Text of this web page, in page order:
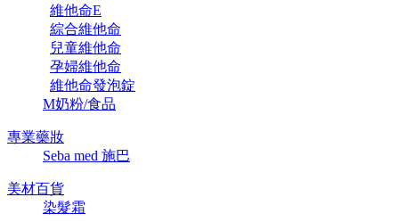
維他命E
綜合維他命
兒童維他命
孕婦維他命
維他命發泡錠
M奶粉/食品
專業藥妝
Seba med 施巴
美材百貨
染髮霜